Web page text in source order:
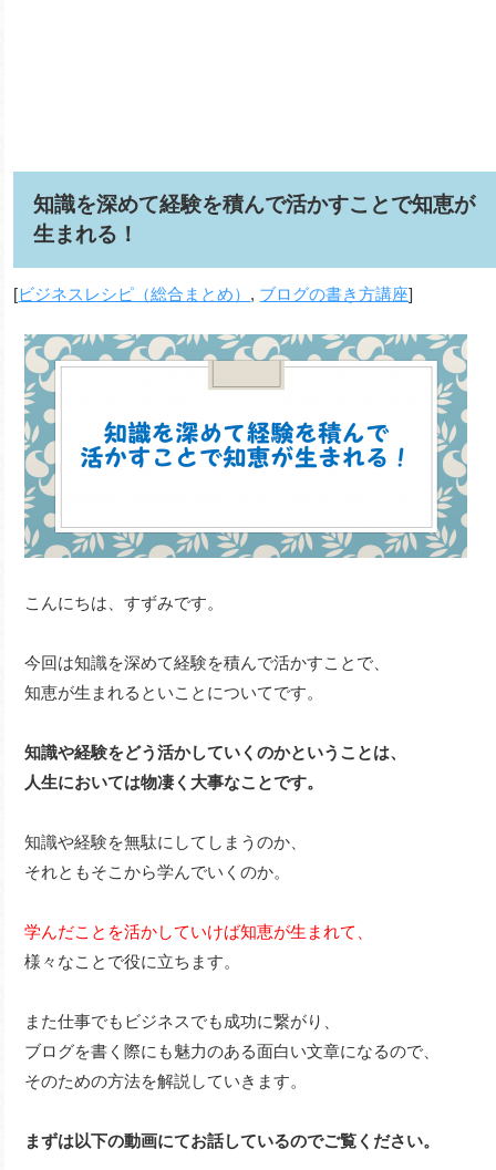
知識を深めて経験を積んで活かすことで知恵が
生まれる！
[ビジネスレシピ（総合まとめ） , ブログの書き方講座]
こんにちは、すずみです。
今回は知識を深めて経験を積んで活かすことで、
知恵が生まれるといことについてです。
知識や経験をどう活かしていくのかということは、
人生においては物凄く大事なことです。
知識や経験を無駄にしてしまうのか、
それともそこから学んでいくのか。
学んだことを活かしていけば知恵が生まれて、
様々なことで役に立ちます。
また仕事でもビジネスでも成功に繋がり、
ブログを書く際にも魅力のある面白い文章になるので、
そのための方法を解説していきます。
まずは以下の動画にてお話しているのでご覧ください。